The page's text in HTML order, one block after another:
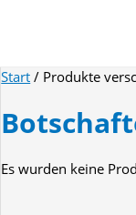
Start / Produkte
Es wurden keine